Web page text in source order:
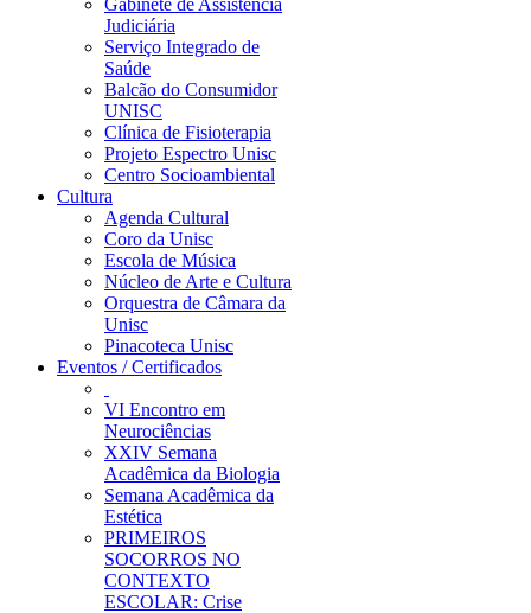
Gabinete de Assistência
Judiciária
Serviço Integrado de
Saúde
Balcão do Consumidor
UNISC
Clínica de Fisioterapia
Projeto Espectro Unisc
Centro Socioambiental
Cultura
Agenda Cultural
Coro da Unisc
Escola de Música
Núcleo de Arte e Cultura
Orquestra de Câmara da
Unisc
Pinacoteca Unisc
Eventos / Certificados
VI Encontro em
Neurociências
XXIV Semana
Acadêmica da Biologia
Semana Acadêmica da
Estética
PRIMEIROS
SOCORROS NO
CONTEXTO
ESCOLAR: Crise